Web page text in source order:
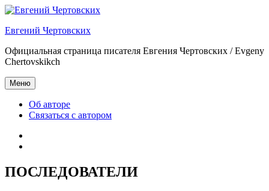
Перейти
содержимому
Евгений Чертовских
Официальная страница писателя Евгения Чертовских / Evgeny
Chertovskikch
Меню
Об авторе
Связаться с автором
автором
ПОСЛЕДОВАТЕЛИ